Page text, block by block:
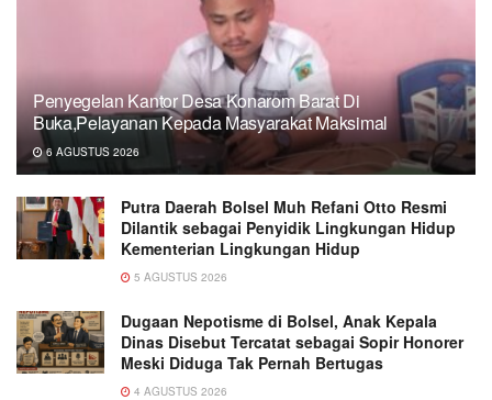
Penyegelan Kantor Desa Konarom Barat Di
Buka,Pelayanan Kepada Masyarakat Maksimal
6 AGUSTUS 2026
Putra Daerah Bolsel Muh Refani Otto Resmi
Dilantik sebagai Penyidik Lingkungan Hidup
Kementerian Lingkungan Hidup
5 AGUSTUS 2026
Dugaan Nepotisme di Bolsel, Anak Kepala
Dinas Disebut Tercatat sebagai Sopir Honorer
Meski Diduga Tak Pernah Bertugas
4 AGUSTUS 2026